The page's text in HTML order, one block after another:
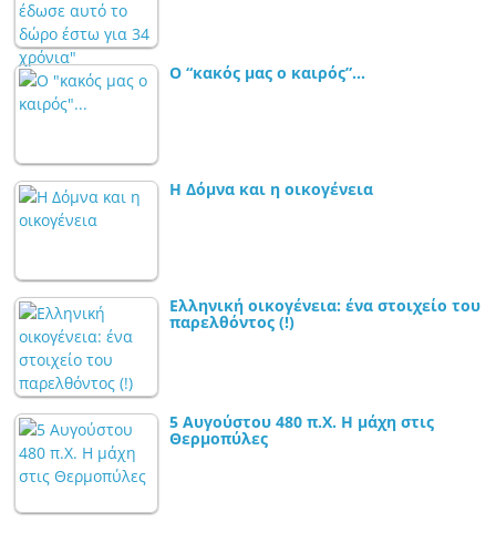
Ο “κακός μας ο καιρός”…
Η Δόμνα και η οικογένεια
Ελληνική οικογένεια: ένα στοιχείο του
παρελθόντος (!)
5 Αυγούστου 480 π.Χ. Η μάχη στις
Θερμοπύλες